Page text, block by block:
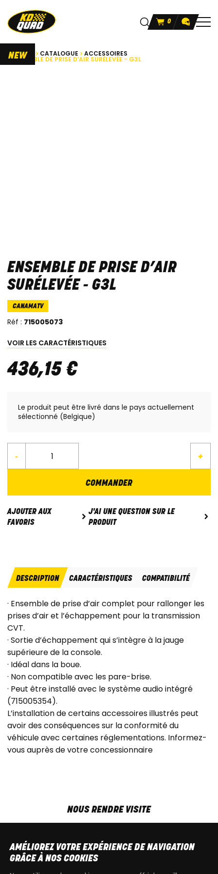
0
ACCUEIL CATALOGUE ACCESSOIRES
ENSEMBLE DE PRISE D’AIR SURÉLEVÉE - G3L
NEW
ENSEMBLE DE PRISE D’AIR
SURÉLEVÉE - G3L
CANAMATV
Réf : 715005073
VOIR LES CARACTÉRISTIQUES
436,15 €
Le produit peut être livré dans le pays actuellement
sélectionné (Belgique)
- +
COMMANDER
AJOUTER AUX
FAVORIS
J'AI UNE QUESTION SUR LE
PRODUIT
DESCRIPTION CARACTÉRISTIQUES COMPATIBILITÉ
· Ensemble de prise d’air complet pour rallonger les
prises d’air et l’échappement pour la transmission
CVT.
· Sortie d’échappement qui s’intègre à la jauge
supérieure de la console.
· Idéal dans la boue.
· Non compatible avec les pare-brise.
· Peut être installé avec le système audio intégré
(715005354).
L’installation de certains accessoires illustrés peut
avoir des conséquences sur la conformité du
véhicule avec certaines réglementations. Informez-
vous auprès de votre concessionnaire
NOUS RENDRE VISITE
SAM9h00 - 13h30
T+32 64 700 970
AMÉLIOREZ VOTRE EXPÉRIENCE DE NAVIGATION
GRÂCE À NOS COOKIES